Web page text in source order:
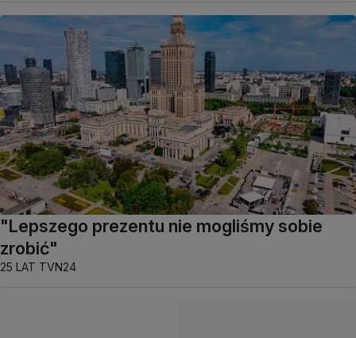
"Lepszego prezentu nie mogliśmy sobie
zrobić"
25 LAT TVN24